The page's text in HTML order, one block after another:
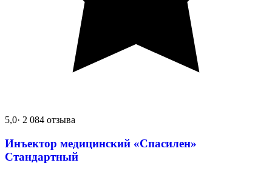
5,0· 2 084 отзыва
Инъектор медицинский «Спасилен»
Стандартный